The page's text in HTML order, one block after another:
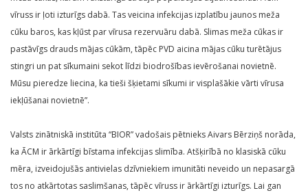
vīruss ir ļoti izturīgs dabā. Tas veicina infekcijas izplatību jaunos meža
cūku baros, kas kļūst par vīrusa rezervuāru dabā. Slimas meža cūkas ir
pastāvīgs drauds mājas cūkām, tāpēc PVD aicina mājas cūku turētājus
stingri un pat sīkumaini sekot līdzi biodrošības ievērošanai novietnē.
Mūsu pieredze liecina, ka tieši šķietami sīkumi ir visplašākie vārti vīrusa
iekļūšanai novietnē”.
Valsts zinātniskā institūta “BIOR” vadošais pētnieks Aivars Bērziņš norāda,
ka ĀCM ir ārkārtīgi bīstama infekcijas slimība. Atšķirībā no klasiskā cūku
mēra, izveidojušās antivielas dzīvniekiem imunitāti neveido un nepasargā
tos no atkārtotas saslimšanas, tāpēc vīruss ir ārkārtīgi izturīgs. Lai gan